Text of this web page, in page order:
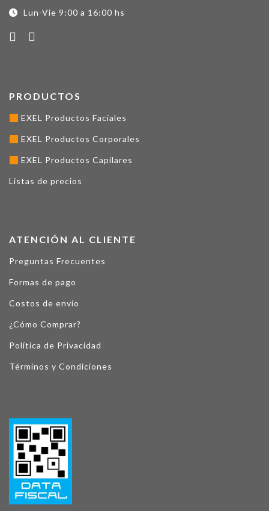
Lun-Vie 9:00 a 16:00 hs
PRODUCTOS
EXEL Productos Faciales
EXEL Productos Corporales
EXEL Productos Capilares
Listas de precios
ATENCIÓN AL CLIENTE
Preguntas Frecuentes
Formas de pago
Costos de envío
¿Cómo Comprar?
Política de Privacidad
Términos y Condiciones